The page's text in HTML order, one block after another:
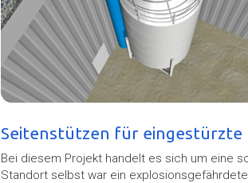
Seitenstützen für eingestürzte
Bei diesem Projekt handelt es sich um eine
Standort selbst war ein